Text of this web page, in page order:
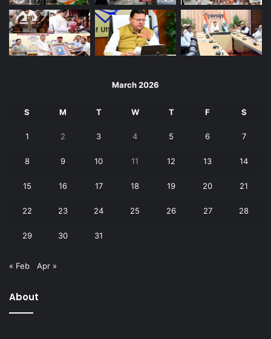
March 2026
S M T W T F S
1 2 3 4 5 6 7
8 9 10 11 12 13 14
15 16 17 18 19 20 21
22 23 24 25 26 27 28
29 30 31
« Feb Apr »
About